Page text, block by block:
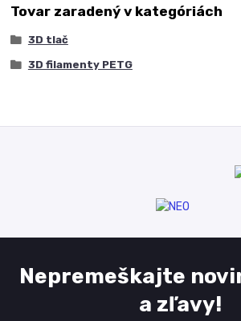
Tovar zaradený v kategóriách
3D tlač
3D filamenty PETG
Nepremeškajte
a zľavy!